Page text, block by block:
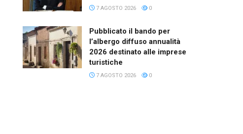
7 AGOSTO 2026 0
Pubblicato il bando per
l’albergo diffuso annualità
2026 destinato alle imprese
turistiche
7 AGOSTO 2026 0